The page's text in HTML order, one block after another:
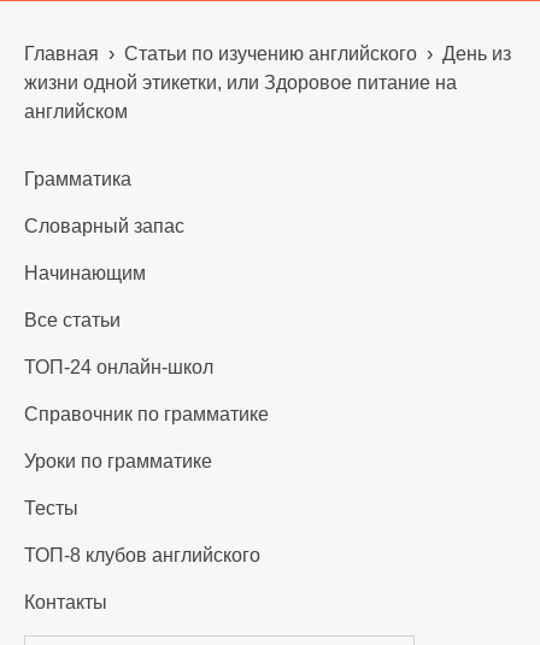
Главная › Статьи по изучению английского › День из
жизни одной этикетки, или Здоровое питание на
английском
Грамматика
Словарный запас
Начинающим
Все статьи
ТОП-24 онлайн-школ
Справочник по грамматике
Уроки по грамматике
Тесты
ТОП-8 клубов английского
Контакты